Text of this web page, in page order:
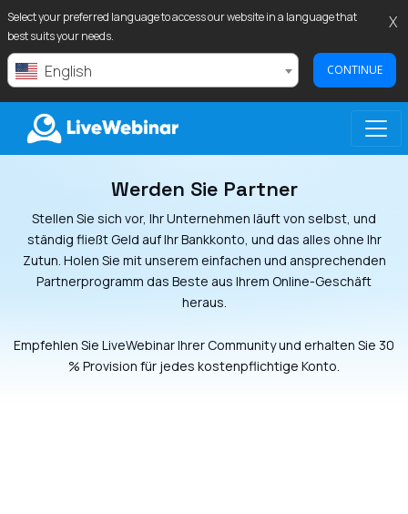
Select your preferred language to access our website in a language that
best suits your needs.
English CONTINUE
X
LIVEWEBINAR.COMWerden Sie Partner
Stellen Sie sich vor, Ihr Unternehmen läuft von selbst, und
ständig fließt Geld auf Ihr Bankkonto, und das alles ohne Ihr
Zutun. Holen Sie mit unserem einfachen und ansprechenden
Partnerprogramm das Beste aus Ihrem Online-Geschäft
heraus.
Empfehlen Sie LiveWebinar Ihrer Community und erhalten Sie 30
% Provision für jedes kostenpflichtige Konto.